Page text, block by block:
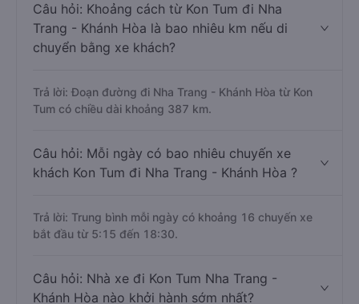
Câu hỏi: Khoảng cách từ Kon Tum đi Nha
Trang - Khánh Hòa là bao nhiêu km nếu di
chuyển bằng xe khách?
Trả lời: Đoạn đường đi Nha Trang - Khánh Hòa từ Kon
Tum có chiều dài khoảng 387 km.
Câu hỏi: Mỗi ngày có bao nhiêu chuyến xe
khách Kon Tum đi Nha Trang - Khánh Hòa ?
Trả lời: Trung bình mỗi ngày có khoảng 16 chuyến xe
bắt đầu từ 5:15 đến 18:30.
Câu hỏi: Nhà xe đi Kon Tum Nha Trang -
Khánh Hòa nào khởi hành sớm nhất?